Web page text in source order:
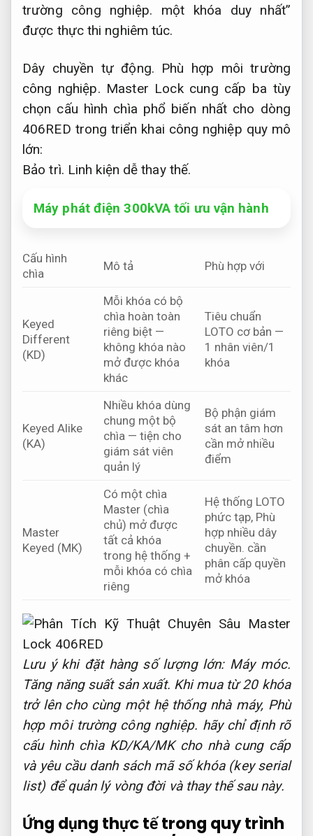
trường công nghiệp. một khóa duy nhất”
được thực thi nghiêm túc.
Dây chuyền tự động. Phù hợp môi trường
công nghiệp. Master Lock cung cấp ba tùy
chọn cấu hình chìa phổ biến nhất cho dòng
406RED trong triển khai công nghiệp quy mô
lớn:
Bảo trì. Linh kiện dễ thay thế.
Máy phát điện 300kVA tối ưu vận hành
Cấu hình
chìa
Mô tả Phù hợp với
Keyed
Different
(KD)
Mỗi khóa có bộ
chìa hoàn toàn
riêng biệt —
không khóa nào
mở được khóa
khác
Tiêu chuẩn
LOTO cơ bản —
1 nhân viên/1
khóa
Keyed Alike
(KA)
Nhiều khóa dùng
chung một bộ
chìa — tiện cho
giám sát viên
quản lý
Bộ phận giám
sát an tâm hơn
cần mở nhiều
điểm
Master
Keyed (MK)
Có một chìa
Master (chìa
chủ) mở được
tất cả khóa
trong hệ thống +
mỗi khóa có chìa
riêng
Hệ thống LOTO
phức tạp, Phù
hợp nhiều dây
chuyền. cần
phân cấp quyền
mở khóa
Lưu ý khi đặt hàng số lượng lớn: Máy móc.
Tăng năng suất sản xuất. Khi mua từ 20 khóa
trở lên cho cùng một hệ thống nhà máy, Phù
hợp môi trường công nghiệp. hãy chỉ định rõ
cấu hình chìa KD/KA/MK cho nhà cung cấp
và yêu cầu danh sách mã số khóa (key serial
list) để quản lý vòng đời và thay thế sau này.
Ứng dụng thực tế trong quy trình